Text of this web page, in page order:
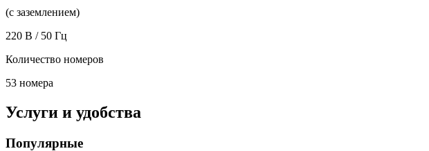
(с заземлением)
220 В / 50 Гц
Количество номеров
53 номера
Услуги и удобства
Популярные